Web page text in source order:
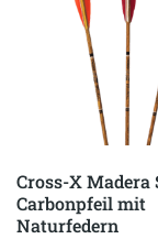
Cross-X Madera
Carbonpfeil mit
Naturfedern